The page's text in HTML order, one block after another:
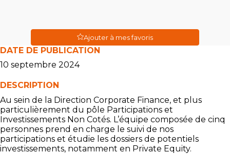
Ajouter à mes favoris
DATE DE PUBLICATION
10 septembre 2024
DESCRIPTION
Au sein de la Direction Corporate Finance, et plus
particulièrement du pôle Participations et
Investissements Non Cotés. L’équipe composée de cinq
personnes prend en charge le suivi de nos
participations et étudie les dossiers de potentiels
investissements, notamment en Private Equity.